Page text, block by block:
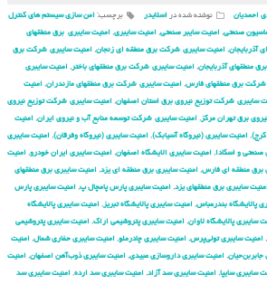
احمدیان نوشته شده در اسلایدر برچسب: امن سازی سیستم های کنترل
صنعتی, امنیت سایبر صنعتی, امنیت سایبری, امنیت سایبری برق منطقهای
آذربایجان, امنیت سایبری شركت برق منطقه ای زنجان, امنیت سایبری شركت برق
منطقهای آذربایجان, امنیت سایبری شركت برق منطقهای باختر , امنیت سایبری
شركت برق منطقهای فارس, امنیت سایبری شركت برق منطقهای مازندران, امنیت
سایبری شركت توزیع نیروی برق استان اصفهان, امنیت سایبری شركت توزیع نیروی
برق تهران مركز , امنیت سایبری شركت توسعه منابع آب و نیروی ایران, امنیت
کرج), امنیت سایبری (نیروگاه آسیابک), امنیت سایبری (نیروگاه وفرقان), امنیت سایبری
صنعتی و اسکادا, امنیت سایبری الایشگاه اصفهان, امنیت سایبری ایران خودرو, امنیت
برق منطقه ای فارس, امنیت سایبری برق منطقه ای یزد, امنیت سایبری برق منطقهای
امنیت سایبری برق منطقهای یزد, امنیت سایبری پارس پامچال پ, امنیت سایبری پارس
پالایشگاه بندرعباس, امنیت سایبری پالایشگاه تبریز , امنیت سایبری پالایشگاه
سایبری پالایشگاه لاوان, امنیت سایبری پتروشیمی اراک, امنیت سایبری پتروشیمی
, امنیت سایبری تولی‌پرس, امنیت سایبری چادرملو, امنیت سایبری حفاری شمال, امنیت
جابربن‌حیان, امنیت سایبری داروسازی عبیدی, امنیت سایبری ذوب‌آهن اصفهان, امنیت
سایبری سایپا, امنیت سایبری سد آزاد, امنیت سایبری سد ارده, امنیت سایبری سد